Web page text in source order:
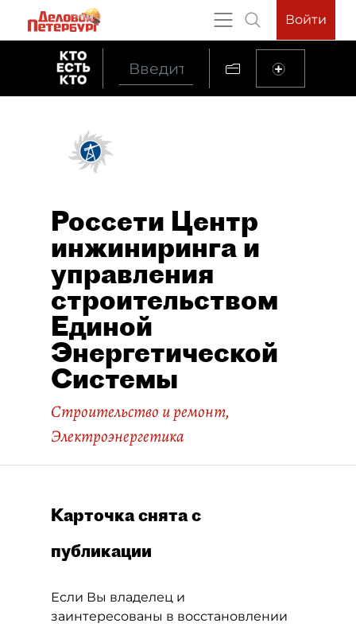
Войти
Россети Центр
инжиниринга и
управления
строительством
Единой
Энергетической
Системы
Строительство и ремонт,
Электроэнергетика
Карточка снята с
публикации
Если Вы владелец и
заинтересованы в восстановлении